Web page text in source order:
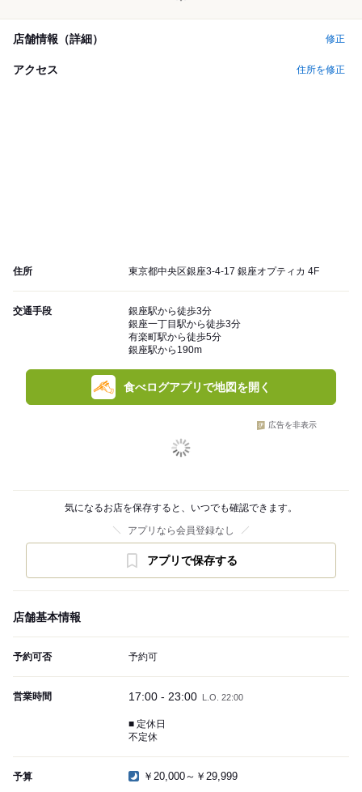
店舗情報（詳細） 修正
アクセス 住所を修正
住所 東京都中央区銀座3-4-17 銀座オプティカ 4F
交通手段
銀座駅から徒歩3分
銀座一丁目駅から徒歩3分
有楽町駅から徒歩5分
銀座駅から190m
食べログアプリで地図を開く
広告を非表示
気になるお店を保存すると、いつでも確認できます。
アプリなら会員登録なし
アプリで保存する
店舗基本情報
予約可否 予約可
営業時間 17:00 - 23:00 L.O. 22:00
■ 定休日
不定休
予算 ￥20,000～￥29,999